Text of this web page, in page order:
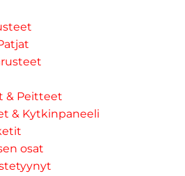
& Peitteet
& Kytkinpaneeli
osat